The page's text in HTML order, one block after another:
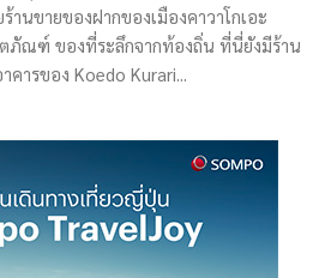
นขายของฝากของเมืองคาวาโกเอะ
ภัณฑ์ ของที่ระลึกจากท้องถิ่น ที่นี่ยังมีร้าน
คารของ Koedo Kurari...